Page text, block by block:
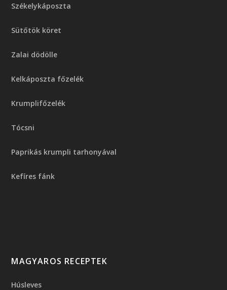
Székelykáposzta
Sütőtök köret
Zalai dödölle
Kelkáposzta főzelék
Krumplifőzelék
Tócsni
Paprikás krumpli tarhonyával
Kefíres fánk
MAGYAROS RECEPTEK
Húsleves